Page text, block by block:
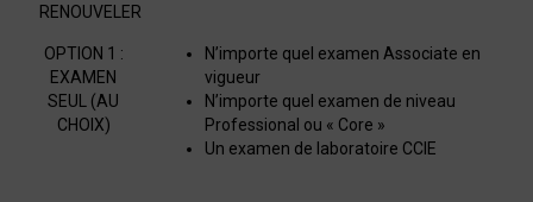
RENOUVELER
OPTION 1 :
EXAMEN
SEUL (AU
CHOIX)
N’importe quel examen Associate en
vigueur
N’importe quel examen de niveau
Professional ou « Core »
Un examen de laboratoire CCIE